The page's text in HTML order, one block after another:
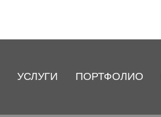
УСЛУГИ ПОРТФОЛИО